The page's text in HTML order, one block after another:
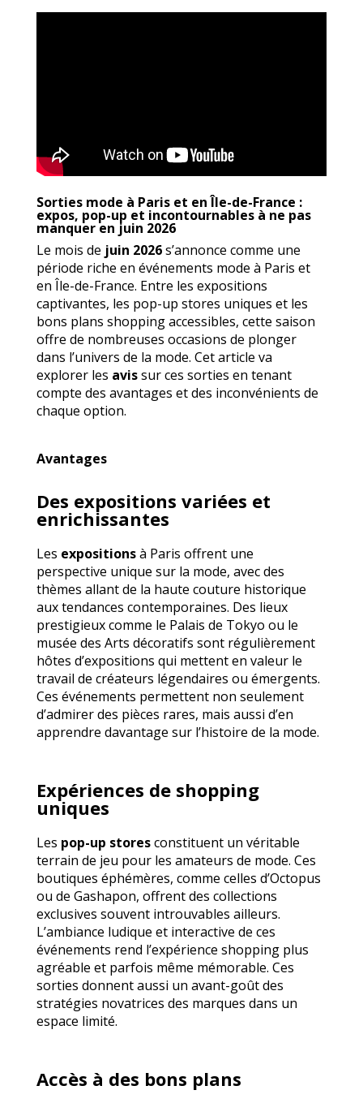
Sorties mode à Paris et en Île-de-France :
expos, pop-up et incontournables à ne pas
manquer en juin 2026
Le mois de juin 2026s’annonce comme une
période riche en événements mode à Paris et
en Île-de-France. Entre les expositions
captivantes, les pop-up stores uniques et les
bons plans shopping accessibles, cette saison
offre de nombreuses occasions de plonger
dans l’univers de la mode. Cet article va
explorer les avissur ces sorties en tenant
compte des avantages et des inconvénients de
chaque option.
Avantages
Des expositions variées et
enrichissantes
Les expositionsà Paris offrent une
perspective unique sur la mode, avec des
thèmes allant de la haute couture historique
aux tendances contemporaines. Des lieux
prestigieux comme le Palais de Tokyo ou le
musée des Arts décoratifs sont régulièrement
hôtes d’expositions qui mettent en valeur le
travail de créateurs légendaires ou émergents.
Ces événements permettent non seulement
d’admirer des pièces rares, mais aussi d’en
apprendre davantage sur l’histoire de la mode.
Expériences de shopping
uniques
Les pop-up storesconstituent un véritable
terrain de jeu pour les amateurs de mode. Ces
boutiques éphémères, comme celles d’Octopus
ou de Gashapon, offrent des collections
exclusives souvent introuvables ailleurs.
L’ambiance ludique et interactive de ces
événements rend l’expérience shopping plus
agréable et parfois même mémorable. Ces
sorties donnent aussi un avant-goût des
stratégies novatrices des marques dans un
espace limité.
Accès à des bons plans